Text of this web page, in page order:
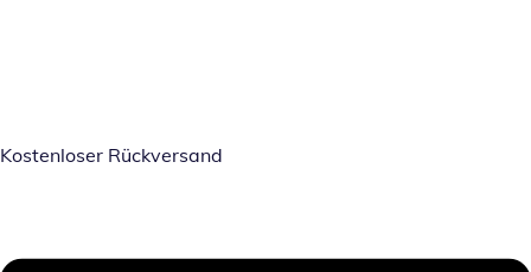
Kostenloser Rückversand